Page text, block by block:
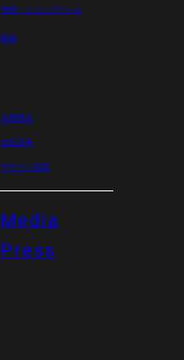
空間・ショップツール
動画
企業理念
会社沿革
デザイン領域
Media
Press